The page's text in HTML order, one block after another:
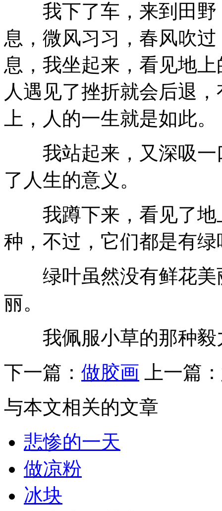
我下了车，来到田野
息，微风习习，春风吹
息，我坐起来，看见地
人遇见了挫折就会后退
上，人的一生就是如此。
我站起来，又深吸一
了人生的意义。
我蹲下来，看见了地
种，不过，它们都是有
绿叶虽然没有鲜花美
丽。
我佩服小草的那种毅
下一篇： 做胶画 上一篇：
与本文相关的文章
悲惨的一天
做凉粉
冰块